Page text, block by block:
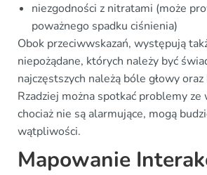
niezgodności z nitratami (może
poważnego spadku ciśnienia)
Obok przeciwwskazań, występują
niepożądane, których należy być
najczęstszych należą bóle głowy
Rzadziej można spotkać problemy
chociaż nie są alarmujące, mogą
wątpliwości.
Mapowanie